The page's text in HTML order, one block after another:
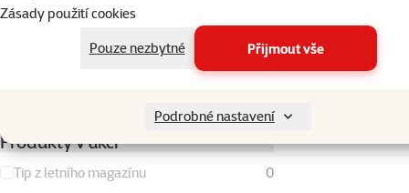
Zásady použití cookies
Pouze nezbytné
Přijmout vše
Podrobné nastavení
Přírodní
Produkty v akci
Tip z letního magazínu
0